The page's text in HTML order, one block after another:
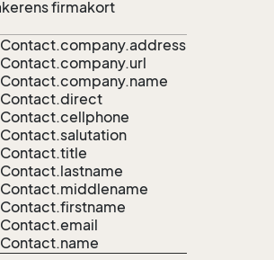
firmakort